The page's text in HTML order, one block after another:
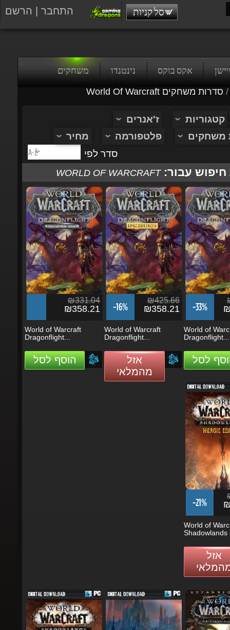
התחבר הרשם סל קניות
אקס בוקס נינטנדו משחקים
/סדרות משחקים World Of Warcraft
קטגוריות
ז'אנרים
משחקים
פלטפורמה
מחיר
סדר לפי
חיפוש עבור:WORLD OF WARCRAFT
₪331.04
₪358.21
Dragonflight...
הוסף לסל
-16%
₪425.66
₪358.21
Dragonflight...
אזל
מהמלאי
-33%
Dragonflight...
לסל
-21%
World of
Shadowlands -
אזל
מהמלאי